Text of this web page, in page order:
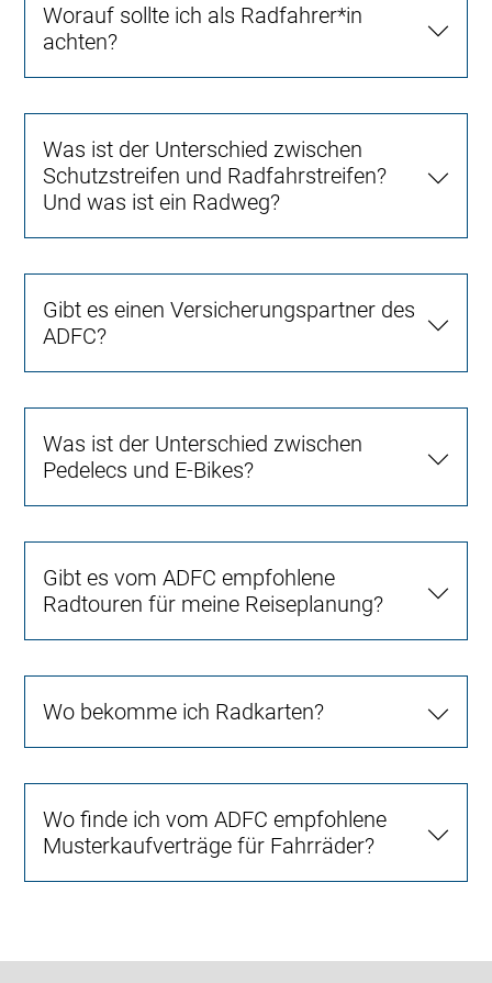
Worauf sollte ich als Radfahrer*in
achten?
Was ist der Unterschied zwischen
Schutzstreifen und Radfahrstreifen?
Und was ist ein Radweg?
Gibt es einen Versicherungspartner des
ADFC?
Was ist der Unterschied zwischen
Pedelecs und E-Bikes?
Gibt es vom ADFC empfohlene
Radtouren für meine Reiseplanung?
Wo bekomme ich Radkarten?
Wo finde ich vom ADFC empfohlene
Musterkaufverträge für Fahrräder?